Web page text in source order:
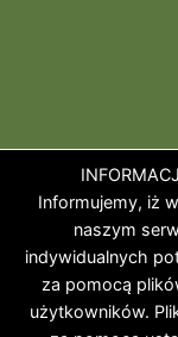
Informujemy, iż
naszym
indywidualnych
za pomocą
użytkowników.